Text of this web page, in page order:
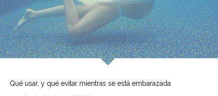
Qué usar, y qué evitar mientras se está embarazada